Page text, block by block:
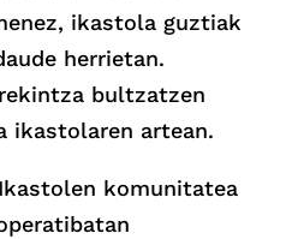
ikastola guztiak
herrietan.
bultzatzen
ikastolaren artean.
komunitatea